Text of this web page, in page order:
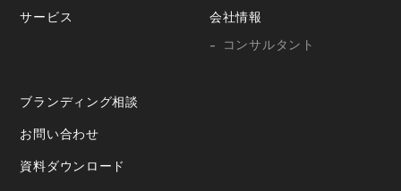
サービス
会社情報
コンサルタント
ブランディング相談
お問い合わせ
資料ダウンロード